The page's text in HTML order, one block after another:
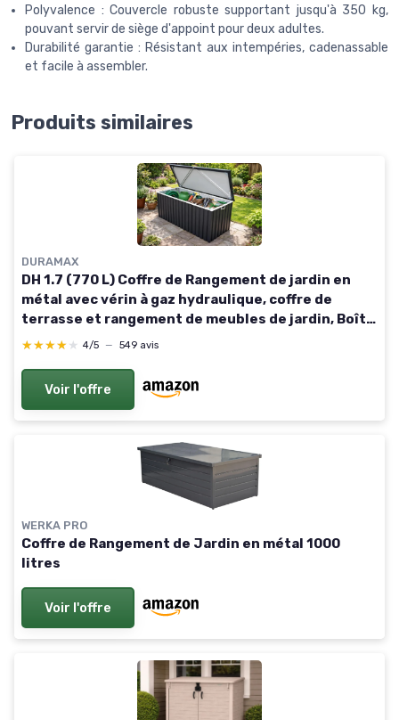
Polyvalence : Couvercle robuste supportant jusqu'à 350 kg,
pouvant servir de siège d'appoint pour deux adultes.
Durabilité garantie : Résistant aux intempéries, cadenassable
et facile à assembler.
Produits similaires
DURAMAX
DH 1.7 (770 L) Coffre de Rangement de jardin en
métal avec vérin à gaz hydraulique, coffre de
terrasse et rangement de meubles de jardin, Boîte
de rangement coussins, anthracite 770L Gris
★★★★★
★★★★★ 4/5 — 549 avis
Voir l'offre
WERKA PRO
Coffre de Rangement de Jardin en métal 1000
litres
Voir l'offre